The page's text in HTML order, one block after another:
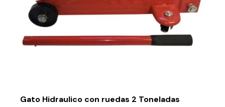
Gato Hidraulico con ruedas 2 Toneladas